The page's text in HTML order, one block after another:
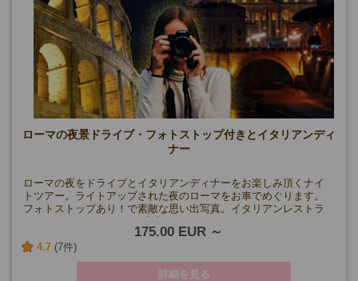
《午後・アレーナ入場付きプラン》
9～12月の火曜日
(コロッセオ無料開放日を除く)
※1月以降未定
《午後・馬車散策付きプラン》
9月以降の月・水・木・金曜日、9/19・22、12/26・29
(9/1～15、11/4、12/25、コロッセオ無料開放日を除く)
※1月以降未定
ローマの夜景ドライブ・フォトストップ付きとイタリアンディ
ナー
ローマの夜をドライブとイタリアンディナーをお楽しみ頂くナイ
トツアー。ライトアップされた夜のローマをお車でめぐります。
フォトストップあり！で素敵な思い出写真。イタリアンレストラ
175.00 EUR
4.7 (7件)
詳細を見る